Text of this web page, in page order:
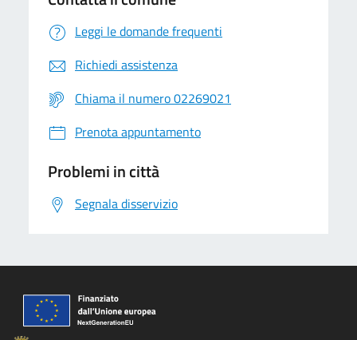
Leggi le domande frequenti
Richiedi assistenza
Chiama il numero 02269021
Prenota appuntamento
Problemi in città
Segnala disservizio